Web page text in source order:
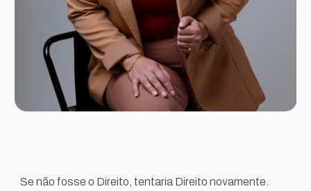
Se não fosse o Direito, tentaria Direito novamente.